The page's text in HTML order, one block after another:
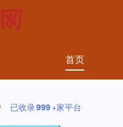
首页
已收录999+家平台